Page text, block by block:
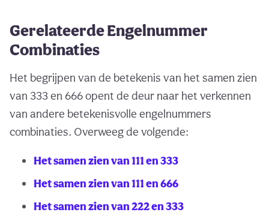
Gerelateerde Engelnummer
Combinaties
Het begrijpen van de betekenis van het samen zien
van 333 en 666 opent de deur naar het verkennen
van andere betekenisvolle engelnummers
combinaties. Overweeg de volgende:
Het samen zien van 111 en 333
Het samen zien van 111 en 666
Het samen zien van 222 en 333